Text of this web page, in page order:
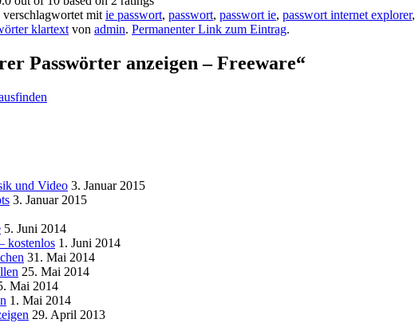
verschlagwortet mit ie passwort, passwort, passwort ie, passwort internet explorer,
klartext von admin. Permanenter Link zum Eintrag.
Passwörter anzeigen – Freeware“
und Video 3. Januar 2015
3. Januar 2015
5. Juni 2014
kostenlos 1. Juni 2014
31. Mai 2014
25. Mai 2014
Mai 2014
1. Mai 2014
29. April 2013